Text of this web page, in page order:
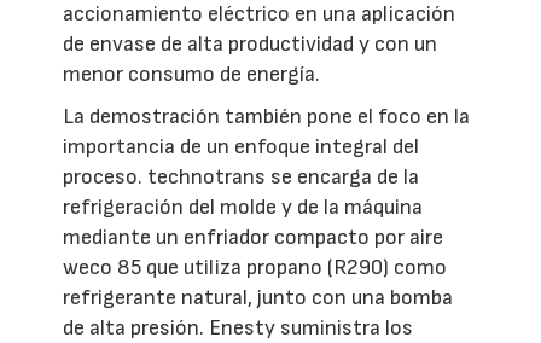
accionamiento eléctrico en una aplicación
de envase de alta productividad y con un
menor consumo de energía.
La demostración también pone el foco en la
importancia de un enfoque integral del
proceso. technotrans se encarga de la
refrigeración del molde y de la máquina
mediante un enfriador compacto por aire
weco 85 que utiliza propano (R290) como
refrigerante natural, junto con una bomba
de alta presión. Enesty suministra los